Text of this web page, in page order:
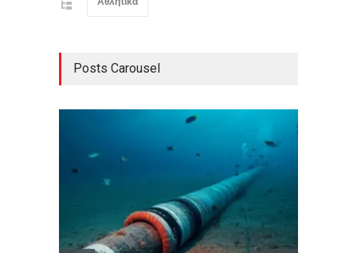
Posts Carousel